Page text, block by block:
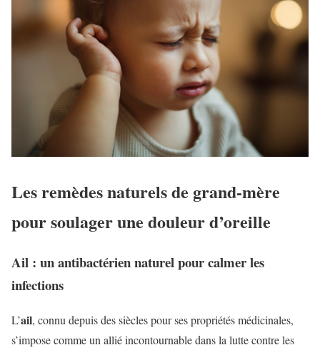
Les remèdes naturels de grand-mère
pour soulager une douleur d’oreille
Ail : un antibactérien naturel pour calmer les
infections
L’ail, connu depuis des siècles pour ses propriétés médicinales,
s’impose comme un allié incontournable dans la lutte contre les